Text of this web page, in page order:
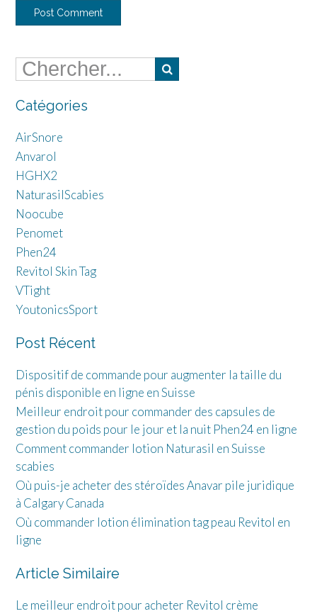
Catégories
AirSnore
Anvarol
HGHX2
NaturasilScabies
Noocube
Penomet
Phen24
Revitol Skin Tag
VTight
YoutonicsSport
Post Récent
Dispositif de commande pour augmenter la taille du
pénis disponible en ligne en Suisse
Meilleur endroit pour commander des capsules de
gestion du poids pour le jour et la nuit Phen24 en ligne
Comment commander lotion Naturasil en Suisse
scabies
Où puis-je acheter des stéroïdes Anavar pile juridique
à Calgary Canada
Où commander lotion élimination tag peau Revitol en
ligne
Article Similaire
Le meilleur endroit pour acheter Revitol crème